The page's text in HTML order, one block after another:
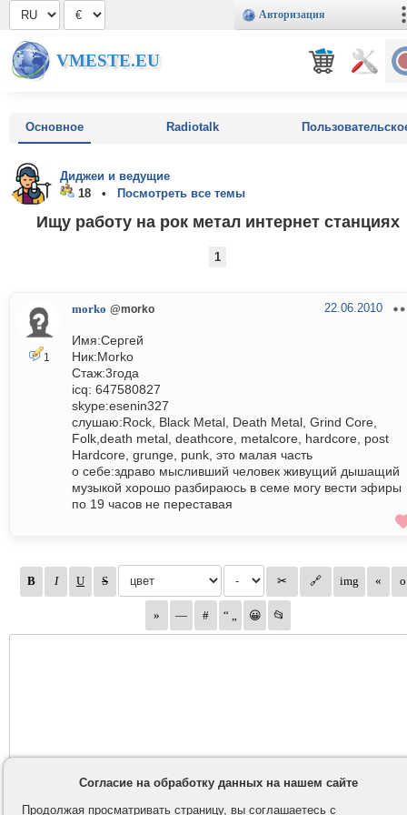
Авторизация
VMESTE.EU
Основное Radiotalk
Диджеи и ведущие
18 •
Посмотреть все темы
Ищу работу на рок метал интернет станциях
1
1
morko @morko 22.06.2010
Имя:Сергей
Ник:Morko
Стаж:3года
icq: 647580827
skype:esenin327
слушаю:Rock, Black Metal, Death Metal, Grind Core,
Folk,death metal, deathcore, metalcore, hardcore, post
Hardcore, grunge, punk, это малая часть
о себе:здраво мысливший человек живущий дышащий
музыкой хорошо разбираюсь в семе могу вести эфиры
по 19 часов не переставая
Согласие на обработку данных на нашем сайте
Продолжая просматривать страницу, вы соглашаетесь с